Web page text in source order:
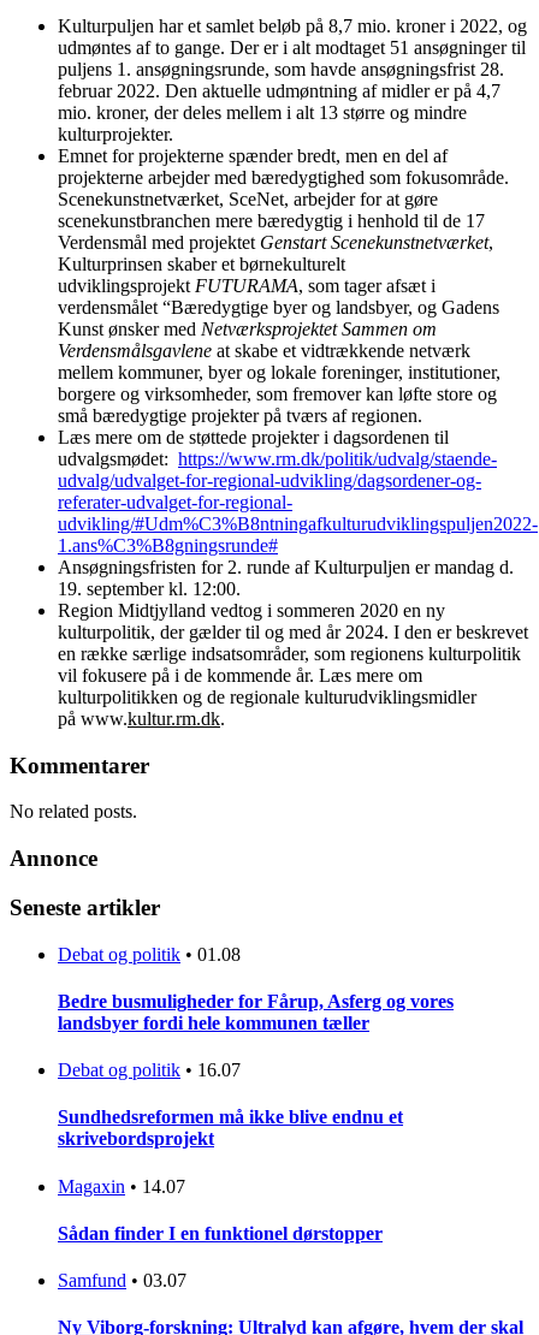
Kulturpuljen har et samlet beløb på 8,7 mio. kroner i 2022, og
udmøntes af to gange. Der er i alt modtaget 51 ansøgninger til
puljens 1. ansøgningsrunde, som havde ansøgningsfrist 28.
februar 2022. Den aktuelle udmøntning af midler er på 4,7
mio. kroner, der deles mellem i alt 13 større og mindre
kulturprojekter.
Emnet for projekterne spænder bredt, men en del af
projekterne arbejder med bæredygtighed som fokusområde.
Scenekunstnetværket, SceNet, arbejder for at gøre
scenekunstbranchen mere bæredygtig i henhold til de 17
Verdensmål med projektet Genstart Scenekunstnetværket,
Kulturprinsen skaber et børnekulturelt
udviklingsprojekt FUTURAMA, som tager afsæt i
verdensmålet “Bæredygtige byer og landsbyer, og Gadens
Kunst ønsker med Netværksprojektet Sammen om
Verdensmålsgavlene at skabe et vidtrækkende netværk
mellem kommuner, byer og lokale foreninger, institutioner,
borgere og virksomheder, som fremover kan løfte store og
små bæredygtige projekter på tværs af regionen.
Læs mere om de støttede projekter i dagsordenen til
udvalgsmødet: https://www.rm.dk/politik/udvalg/staende-
udvalg/udvalget-for-regional-udvikling/dagsordener-og-
referater-udvalget-for-regional-
udvikling/#Udm%C3%B8ntningafkulturudviklingspuljen2022-
1.ans%C3%B8gningsrunde#
Ansøgningsfristen for 2. runde af Kulturpuljen er mandag d.
19. september kl. 12:00.
Region Midtjylland vedtog i sommeren 2020 en ny
kulturpolitik, der gælder til og med år 2024. I den er beskrevet
en række særlige indsatsområder, som regionens kulturpolitik
vil fokusere på i de kommende år. Læs mere om
kulturpolitikken og de regionale kulturudviklingsmidler
på www.kultur.rm.dk.
Kommentarer
No related posts.
Annonce
Seneste artikler
Debat og politik • 01.08
Bedre busmuligheder for Fårup, Asferg og vores
landsbyer fordi hele kommunen tæller
Debat og politik • 16.07
Sundhedsreformen må ikke blive endnu et
skrivebordsprojekt
Magaxin • 14.07
Sådan finder I en funktionel dørstopper
Samfund • 03.07
Ny Viborg-forskning: Ultralyd kan afgøre, hvem der skal